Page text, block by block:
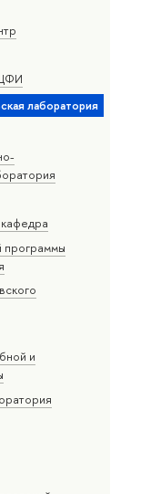
лаборатория
программы
и